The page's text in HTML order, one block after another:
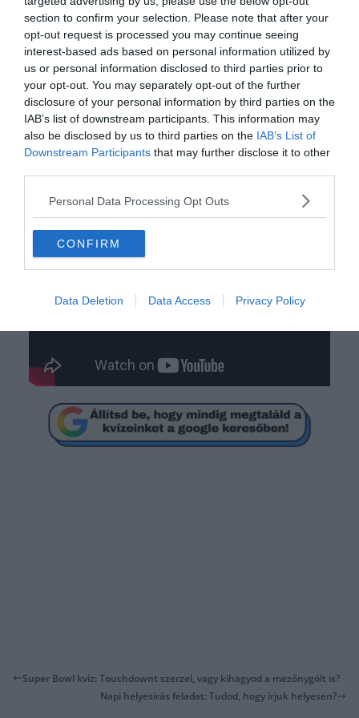
section to confirm your selection. Please note that after your
opt-out request is processed you may continue seeing
interest-based ads based on personal information utilized by
us or personal information disclosed to third parties prior to
your opt-out. You may separately opt-out of the further
disclosure of your personal information by third parties on the
IAB’s list of downstream participants. This information may
also be disclosed by us to third parties on the IAB’s List of
Downstream Participants that may further disclose it to other
Personal Data Processing Opt Outs
CONFIRM
Data Deletion Data Access Privacy Policy
rejtelmeit. A geológiai vizsgálatok égető fontosságúak voltak,
hiszen tartottak egy újabb leomlásától. Ez az eset ugyanis sajnos
bekövetkezett már néhány évtizeddel korábban, méghozzá kétszer
is. A szakembereknek mondhatni nem volt könnyű dolguk, de végül
sikerült „kiszárítaniuk” az Amerikai-vízesést, majdnem egy fél évre.
Ezt úgy tudták megvalósítani, hogy gátakat építettek, és
ideiglenesen elterelték a teljes amerikai ágat a kanadai oldal felé.
Nemcsak a mérnökök voltak kíváncsiak azonban arra, hogy mi bújik
meg a vízzuhatag alatt, de a turisták is. A párját ritkító esemény
hallatán, soha nem látott fellendülés volt tapasztalható a vízesés
Super Bowl kvíz: Touchdownt szerzel, vagy kihagyod a mezőnygólt is?
Napi helyesírás feladat: Tudod, hogy írjuk helyesen?